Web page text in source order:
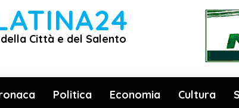
Città e del Salento
Politica Economia Cultura